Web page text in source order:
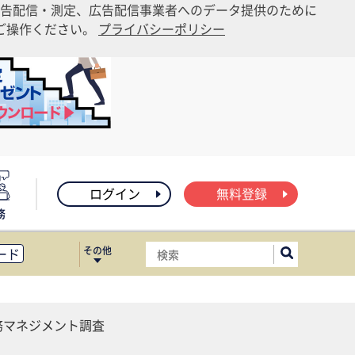
配信・測定、広告配信事業者へのデータ提供のために
作ください。 プライバシーポリシー
ログイン 無料登録
ド
ス移転
その他
ネジメント調査